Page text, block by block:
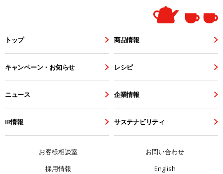
トップ 商品情報
キャンペーン・お知らせ レシピ
ニュース 企業情報
IR情報 サステナビリティ
お客様相談室
お問い合わせ
採用情報
English